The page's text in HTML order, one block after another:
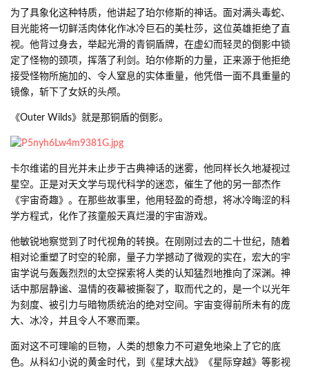
为了具象化这种特质，他讲起了珀尔修斯的神话。面对满头毒蛇、
目光能将一切鲜活肉体化作冰冷巨石的美杜莎，这位英雄拒绝了直
视。他背过身去，举起光滑的青铜盾牌，在虚幻而轻灵的倒影中锁
定了怪物的颈项，挥落了利剑。珀尔修斯的力量，正来源于他拒绝
接受怪物所施加的、令人窒息的实体重量，他凭借一面不具重量的
镜像，斩下了女妖的头颅。
《Outer Wilds》就是那铜盾的倒影。
卡尔维诺的目光并未止步于古典神话的迷雾，他同样长久地凝视过
星空。正是对天文学与现代科学的迷恋，催生了他的另一部杰作
《宇宙奇趣》。在那些故事里，他用轻盈的奇想，将冰冷晦涩的科
学方程式，化作了孩童般天真烂漫的宇宙游戏。
他敏锐地察觉到了时代视角的转换。在刚刚过去的二十世纪，随着
相对论重塑了时空的轮廓，量子力学撼动了微观的实在，宏大的宇
宙学说与轰轰烈烈的太空探索将人类的认知猛烈地推向了深渊。神
话中那层静谧、温情的夜幕被撕裂了，取而代之的，是一个以光年
为刻度、被引力与暗物质统治的绝对空间。宇宙变得前所未有的庞
大、冰冷，并且令人不寒而栗。
面对这不可理喻的巨物，人类的想象力不可避免地染上了它的底
色。从科幻小说的黄金时代，到《星球大战》《星际穿越》等影视